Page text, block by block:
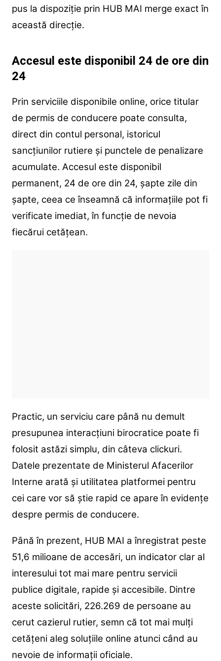
pus la dispoziție prin HUB MAI merge exact în
această direcție.
Accesul este disponibil 24 de ore din
24
Prin serviciile disponibile online, orice titular
de permis de conducere poate consulta,
direct din contul personal, istoricul
sancțiunilor rutiere și punctele de penalizare
acumulate. Accesul este disponibil
permanent, 24 de ore din 24, șapte zile din
șapte, ceea ce înseamnă că informațiile pot fi
verificate imediat, în funcție de nevoia
fiecărui cetățean.
Practic, un serviciu care până nu demult
presupunea interacțiuni birocratice poate fi
folosit astăzi simplu, din câteva clickuri.
Datele prezentate de Ministerul Afacerilor
Interne arată și utilitatea platformei pentru
cei care vor să știe rapid ce apare în evidențe
despre permis de conducere.
Până în prezent, HUB MAI a înregistrat peste
51,6 milioane de accesări, un indicator clar al
interesului tot mai mare pentru servicii
publice digitale, rapide și accesibile. Dintre
aceste solicitări, 226.269 de persoane au
cerut cazierul rutier, semn că tot mai mulți
cetățeni aleg soluțiile online atunci când au
nevoie de informații oficiale.